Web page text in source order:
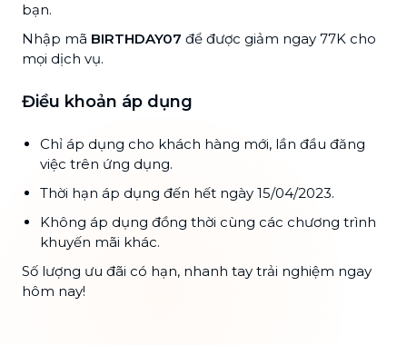
bạn.
Nhập mã BIRTHDAY07 để được giảm ngay 77K cho
mọi dịch vụ.
Điều khoản áp dụng
Chỉ áp dụng cho khách hàng mới, lần đầu đăng
việc trên ứng dụng.
Thời hạn áp dụng đến hết ngày 15/04/2023.
Không áp dụng đồng thời cùng các chương trình
khuyến mãi khác.
Số lượng ưu đãi có hạn, nhanh tay trải nghiệm ngay
hôm nay!